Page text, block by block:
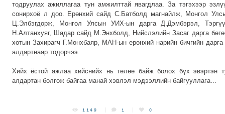
тодруулах ажиллагаа тун амжилттай явагдлаа. За тэгэхээр
сонирхоё л доо. Ерөнхий сайд С.Батболд магнайлж, Монгол
Ц.Элбэгдорж, Монгол Улсын УИХ-ын дарга Д.Дэмбэрэл,
Н.Алтанхуяг, Шадар сайд М.Энхболд, Нийслэлийн Засаг дарга
хотын Захирагч Г.Мөнхбаяр, МАН-ын ерөнхий нарийн бичгийн
алдартнаар тодорчээ.
Хийх ёстой ажлаа хийснийх нь төлөө байж болох бүх эвэртэн
алдартан болгож байгаа манай хэвлэл мэдээллийн байгууллага...
1149 1 0